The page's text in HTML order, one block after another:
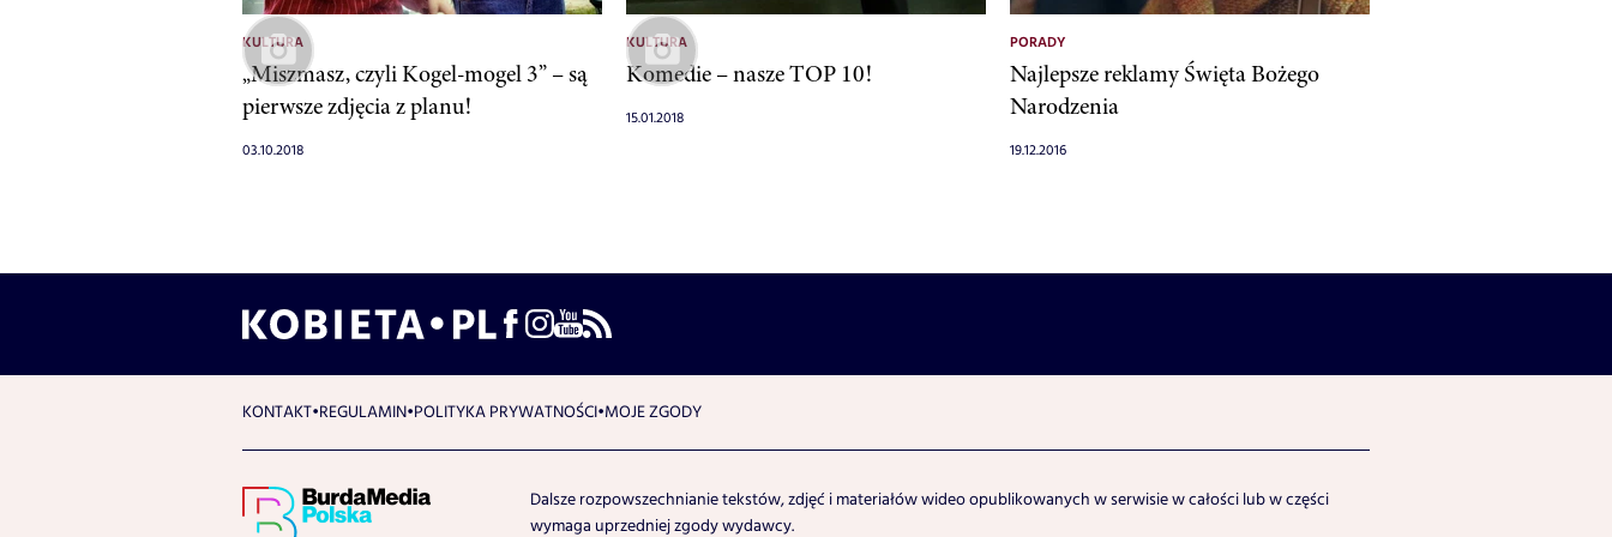
KULTURA
„Miszmasz, czyli Kogel-mogel 3” – są
pierwsze zdjęcia z planu!
03.10.2018
KULTURA
Komedie – nasze TOP 10!
15.01.2018
PORADY
Najlepsze reklamy Święta Bożego
Narodzenia
19.12.2016
KONTAKT REGULAMIN POLITYKA PRYWATNOŚCI MOJE ZGODY
Dalsze rozpowszechnianie tekstów, zdjęć i materiałów wideo opublikowanych w serwisie w całości lub w części
wymaga uprzedniej zgody wydawcy.